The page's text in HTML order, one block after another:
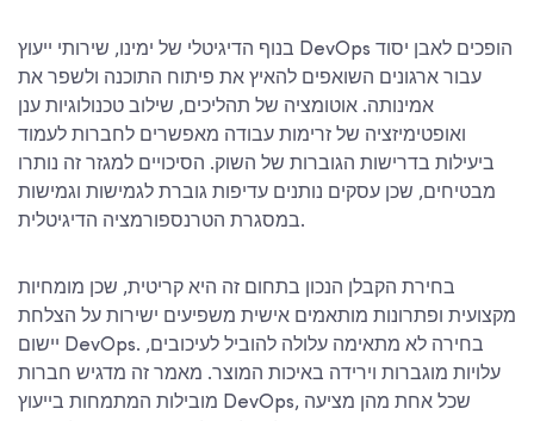
בנוף הדיגיטלי של ימינו, שירותי ייעוץ DevOps הופכים לאבן יסוד
עבור ארגונים השואפים להאיץ את פיתוח התוכנה ולשפר את
אמינותה. אוטומציה של תהליכים, שילוב טכנולוגיות ענן
ואופטימיזציה של זרימות עבודה מאפשרים לחברות לעמוד
ביעילות בדרישות הגוברות של השוק. הסיכויים למגזר זה נותרו
מבטיחים, שכן עסקים נותנים עדיפות גוברת לגמישות וגמישות
במסגרת הטרנספורמציה הדיגיטלית.
בחירת הקבלן הנכון בתחום זה היא קריטית, שכן מומחיות
מקצועית ופתרונות מותאמים אישית משפיעים ישירות על הצלחת
יישום DevOps. בחירה לא מתאימה עלולה להוביל לעיכובים,
עלויות מוגברות וירידה באיכות המוצר. מאמר זה מדגיש חברות
מובילות המתמחות בייעוץ DevOps, שכל אחת מהן מציעה